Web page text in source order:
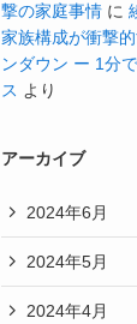
撃の家庭事情 に
家族構成が衝撃
ンダウン ー 1分
ス より
アーカイブ
2024年6月
2024年5月
2024年4月